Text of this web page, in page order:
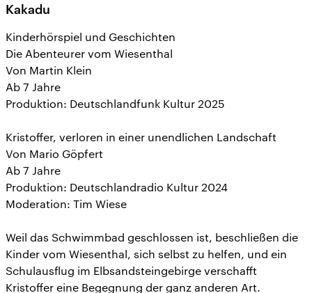
Kakadu
Kinderhörspiel und Geschichten
Die Abenteurer vom Wiesenthal
Von Martin Klein
Ab 7 Jahre
Produktion: Deutschlandfunk Kultur 2025
Kristoffer, verloren in einer unendlichen Landschaft
Von Mario Göpfert
Ab 7 Jahre
Produktion: Deutschlandradio Kultur 2024
Moderation: Tim Wiese
Weil das Schwimmbad geschlossen ist, beschließen die
Kinder vom Wiesenthal, sich selbst zu helfen, und ein
Schulausflug im Elbsandsteingebirge verschafft
Kristoffer eine Begegnung der ganz anderen Art.